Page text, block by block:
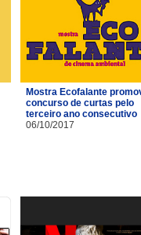
Mostra Ecofalante
concurso de curtas pelo
terceiro ano consecutivo
06/10/2017